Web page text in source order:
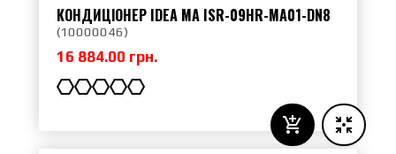
КОНДИЦІОНЕР IDEA MA ISR-09HR-MA01-DN8
(10000046)
16 884.00 грн.